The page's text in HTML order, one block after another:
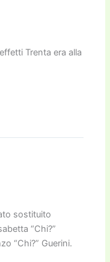
Trenta era alla
sostituito
“Chi?”
“Chi?” Guerini.